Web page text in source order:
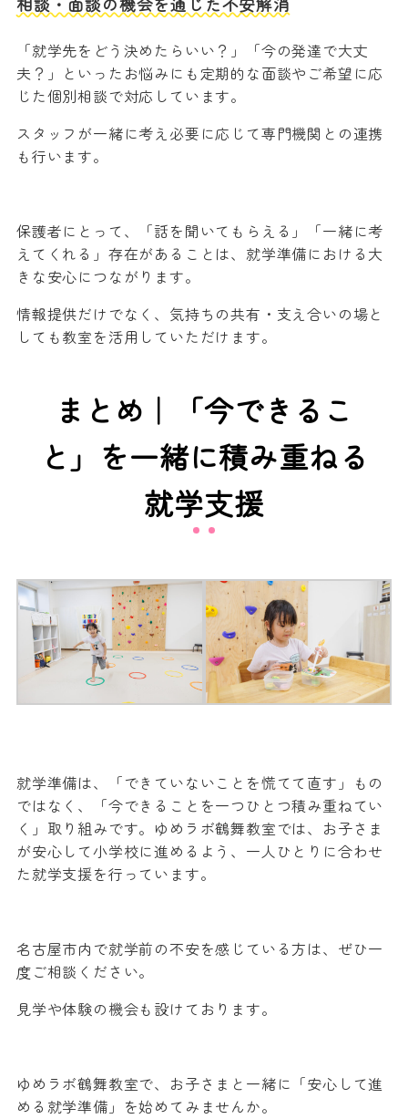
「就学先をどう決めたらいい？」「今の発達で大丈
夫？」といったお悩みにも定期的な面談やご希望に応
じた個別相談で対応しています。
スタッフが一緒に考え必要に応じて専門機関との連携
も行います。
保護者にとって、「話を聞いてもらえる」「一緒に考
えてくれる」存在があることは、就学準備における大
きな安心につながります。
情報提供だけでなく、気持ちの共有・支え合いの場と
しても教室を活用していただけます。
まとめ｜「今できるこ
と」を一緒に積み重ねる
就学支援
就学準備は、「できていないことを慌てて直す」もの
ではなく、「今できることを一つひとつ積み重ねてい
く」取り組みです。ゆめラボ鶴舞教室では、お子さま
が安心して小学校に進めるよう、一人ひとりに合わせ
た就学支援を行っています。
名古屋市内で就学前の不安を感じている方は、ぜひ一
度ご相談ください。
見学や体験の機会も設けております。
ゆめラボ鶴舞教室で、お子さまと一緒に「安心して進
める就学準備」を始めてみませんか。